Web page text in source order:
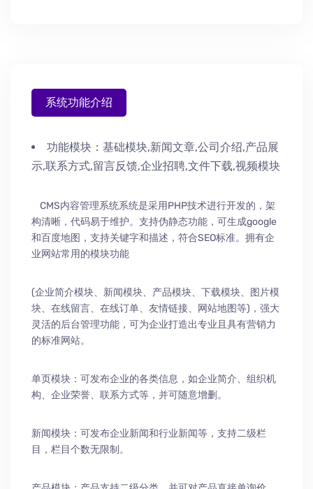
系统功能介绍
功能模块： 基础模块,新闻文章,公司介绍,产品展
示,联系方式,留言反馈,企业招聘,文件下载,视频模块
CMS内容管理系统系统是采用PHP技术进行开发的，架
构清晰，代码易于维护。支持伪静态功能，可生成google
和百度地图，支持关键字和描述，符合SEO标准。拥有企
业网站常用的模块功能
(企业简介模块、新闻模块、产品模块、下载模块、图片模
块、在线留言、在线订单、友情链接、网站地图等)，强大
灵活的后台管理功能，可为企业打造出专业且具有营销力
的标准网站。
单页模块：可发布企业的各类信息，如企业简介、组织机
构、企业荣誉、联系方式等，并可随意增删。
新闻模块：可发布企业新闻和行业新闻等，支持二级栏
目，栏目个数无限制。